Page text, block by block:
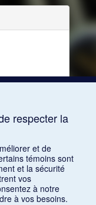
no 18 (13
respecter la
et de
témoins sont
et la sécurité
vos
à notre
à vos besoins.